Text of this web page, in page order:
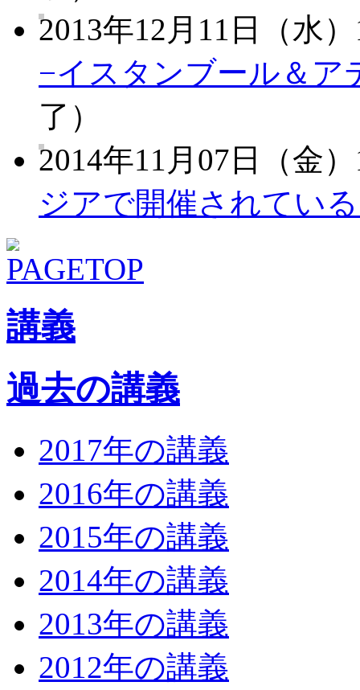
2013年12月11日（水
−イスタンブール＆ア
了）
2014年11月07日（金
ジアで開催されてい
講義
過去の講義
2017年の講義
2016年の講義
2015年の講義
2014年の講義
2013年の講義
2012年の講義